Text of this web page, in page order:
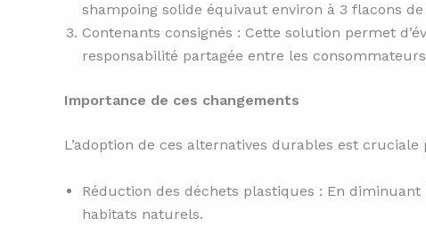
shampoing solide équivaut environ à 3 flacons
Contenants consignés : Cette solution permet
responsabilité partagée entre les
Importance de ces changements
L’adoption de ces alternatives durables est
Réduction des déchets plastiques : En
habitats naturels.